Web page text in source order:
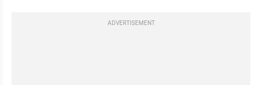
ADVERTISEMENT